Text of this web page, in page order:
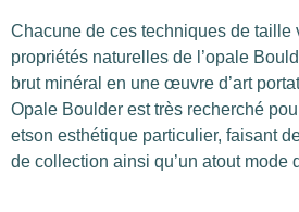
Chacune de ces techniques de taille
propriétés naturelles de l’opale
brut minéral en une œuvre d’art
Opale Boulder est très recherché
etson esthétique particulier, faisant
de collection ainsi qu’un atout mode